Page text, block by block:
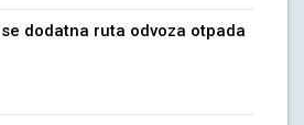
se dodatna ruta odvoza otpada